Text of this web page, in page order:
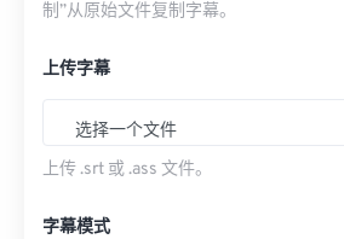
制”从原始文件复制字幕。
上传字幕
选择一个文件
上传 .srt 或 .ass 文件。
字幕模式